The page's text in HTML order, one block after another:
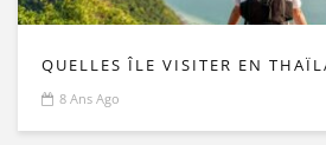
QUELLES ÎLE VISITER EN
8 Ans Ago